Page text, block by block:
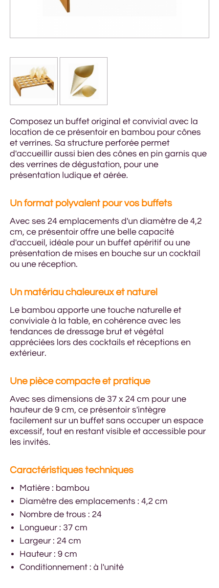
Composez un buffet original et convivial avec la
location de ce présentoir en bambou pour cônes
et verrines. Sa structure perforée permet
d'accueillir aussi bien des cônes en pin garnis que
des verrines de dégustation, pour une
présentation ludique et aérée.
Un format polyvalent pour vos buffets
Avec ses 24 emplacements d'un diamètre de 4,2
cm, ce présentoir offre une belle capacité
d'accueil, idéale pour un buffet apéritif ou une
présentation de mises en bouche sur un cocktail
ou une réception.
Un matériau chaleureux et naturel
Le bambou apporte une touche naturelle et
conviviale à la table, en cohérence avec les
tendances de dressage brut et végétal
appréciées lors des cocktails et réceptions en
extérieur.
Une pièce compacte et pratique
Avec ses dimensions de 37 x 24 cm pour une
hauteur de 9 cm, ce présentoir s'intègre
facilement sur un buffet sans occuper un espace
excessif, tout en restant visible et accessible pour
les invités.
Caractéristiques techniques
Matière : bambou
Diamètre des emplacements : 4,2 cm
Nombre de trous : 24
Longueur : 37 cm
Largeur : 24 cm
Hauteur : 9 cm
Conditionnement : à l'unité